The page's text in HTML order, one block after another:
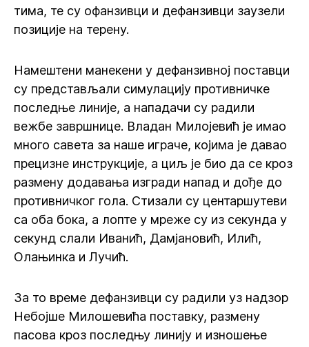
тима, те су офанзивци и дефанзивци заузели
позиције на терену.
Намештени манекени у дефанзивној поставци
су представљали симулацију противничке
последње линије, а нападачи су радили
вежбе завршнице. Владан Милојевић је имао
много савета за наше играче, којима је давао
прецизне инструкције, а циљ је био да се кроз
размену додавања изгради напад и дође до
противничког гола. Стизали су центаршутеви
са оба бока, а лопте у мреже су из секунда у
секунд слали Иванић, Дамјановић, Илић,
Олањинка и Лучић.
За то време дефанзивци су радили уз надзор
Небојше Милошевића поставку, размену
пасова кроз последњу линију и изношење